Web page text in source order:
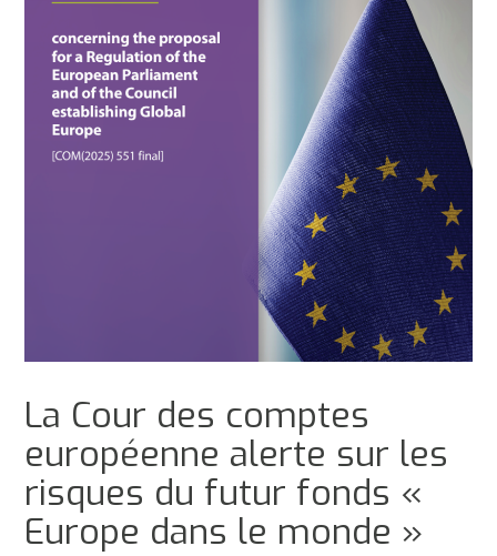
La Cour des comptes
européenne alerte sur les
risques du futur fonds «
Europe dans le monde »